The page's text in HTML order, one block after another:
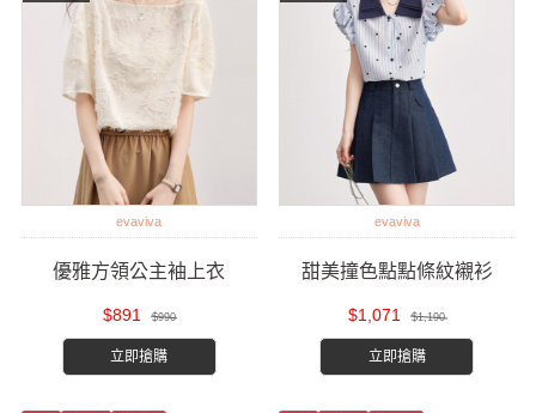
evaviva
優雅方領公主袖上衣
$891 $990
立即搶購
evaviva
甜美撞色點點條紋襯衫
$1,071 $1,190
立即搶購